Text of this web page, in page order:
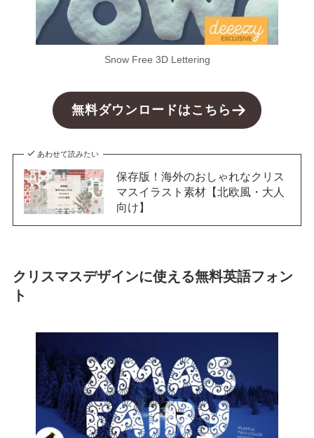
Snow Free 3D Lettering
無料ダウンロードはこちら
あわせて読みたい
保存版！海外のおしゃれなクリス
マスイラスト素材【北欧風・大人
向け】
クリスマスデザインに使える無料英語フォン
ト